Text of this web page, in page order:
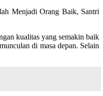
Menjadi Orang Baik, Santri
kualitas yang semakin baik
di masa depan. Selain